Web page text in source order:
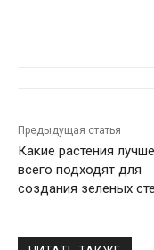
Предыдущая статья
Какие растения лучше
всего подходят для
создания зеленых